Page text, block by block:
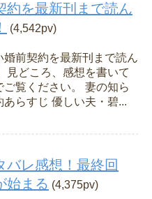
約を最新刊まで読ん
(4,542pv)
婚前契約を最新刊まで読ん
見どころ、感想を書いて
ご覧ください。 妻の知ら
あらすじ 優しい夫・碧...
バレ感想！最終回
始まる (4,375pv)